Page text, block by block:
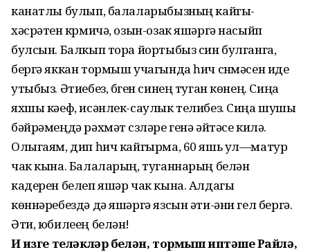
канатлы булып, балаларыбызның кайгы-
хәсрәтен күрмичә, озын-озак яшәргә насыйп
булсын. Балкып тора йортыбыз син булганга,
бергә яккан тормыш учагында һич сүнмәсен иде
утыбыз. Әтиебез, бүген синең туган көнең. Сиңа
яхшы кәеф, исәнлек-саулык телибез. Сиңа шушы
бәйрәмеңдә рәхмәт сүзләре генә әйтәсе килә.
Олыгаям, дип һич кайгырма, 60 яшь ул—матур
чак кына. Балаларың, туганнарың белән
кадерен белеп яшәр чак кына. Алдагы
көннәребездә дә яшәргә язсын әти-әни гел бергә.
Әти, юбилеең белән!
Иң изге теләкләр белән, тормыш иптәшең Райлә,